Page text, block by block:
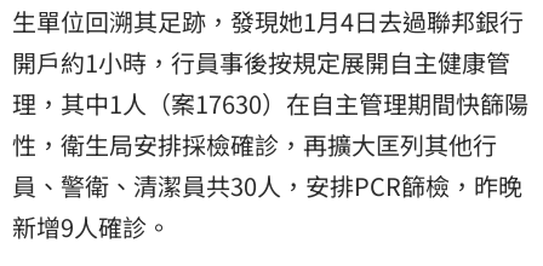
生單位回溯其足跡，發現她1月4日去過聯邦銀行
開戶約1小時，行員事後按規定展開自主健康管
理，其中1人（案17630）在自主管理期間快篩陽
性，衛生局安排採檢確診，再擴大匡列其他行
員、警衛、清潔員共30人，安排PCR篩檢，昨晚
新增9人確診。